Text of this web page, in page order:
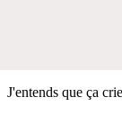
J'entends que ça